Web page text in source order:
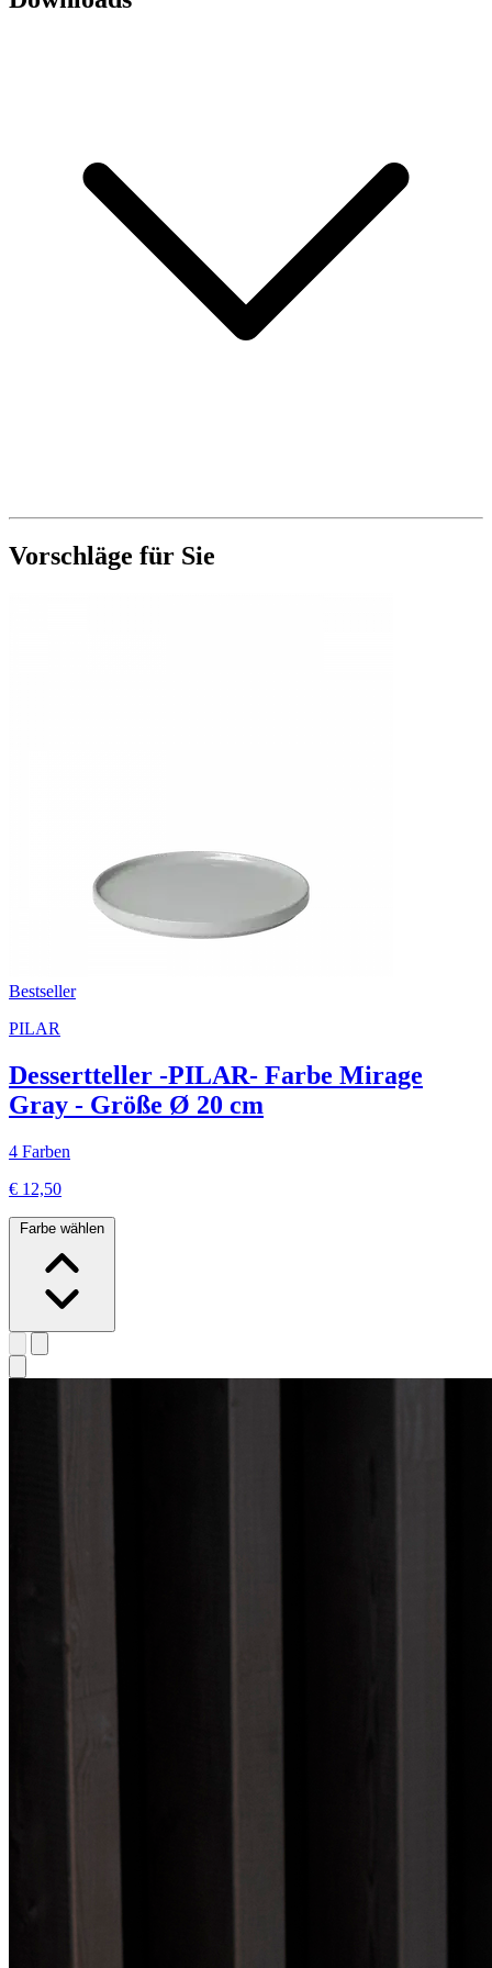
Vorschläge für Sie
Bestseller
PILAR
Dessertteller -PILAR- Farbe Mirage
Gray - Größe Ø 20 cm
4 Farben
€ 12,50
Farbe wählen